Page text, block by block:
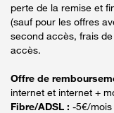
perte de la remise et
(sauf pour les offres
second accès, frais
accès.
Offre de
internet et internet +
Fibre/ADSL : -5€/mois